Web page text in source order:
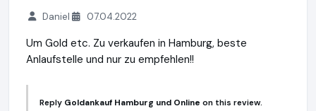
Daniel 07.04.2022
Um Gold etc. Zu verkaufen in Hamburg, beste
Anlaufstelle und nur zu empfehlen!!
Reply Goldankauf Hamburg und Online on this review.